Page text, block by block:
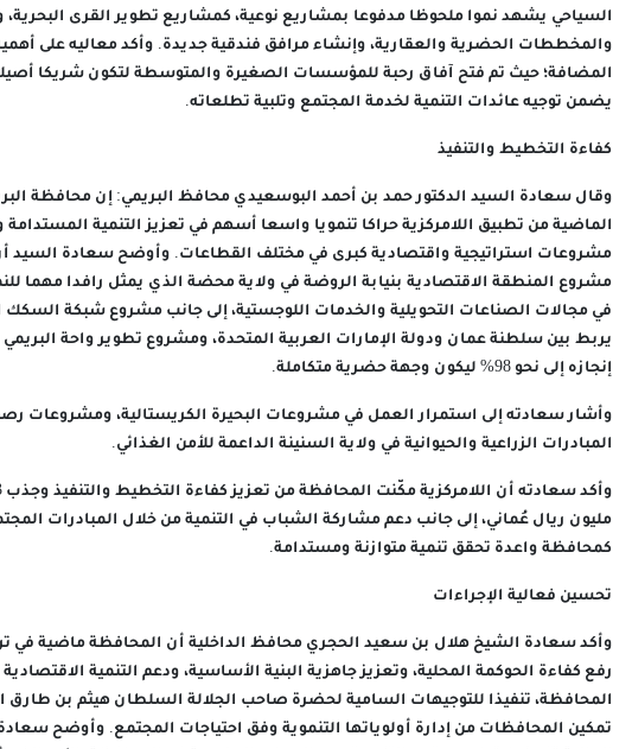
السياحي يشهد نموا ملحوظا مدفوعا بمشاريع نوعية، كمشاريع تطوير القرى
والمخططات الحضرية والعقارية، وإنشاء مرافق فندقية جديدة. وأكد معاليه على أهمية
المضافة؛ حيث تم فتح آفاق رحبة للمؤسسات الصغيرة والمتوسطة لتكون شريكا أصيلا
يضمن توجيه عائدات التنمية لخدمة المجتمع وتلبية تطلعاته.
كفاءة التخطيط والتنفيذ
وقال سعادة السيد الدكتور حمد بن أحمد البوسعيدي محافظ البريمي: إن محافظة
الماضية من تطبيق اللامركزية حراكا تنمويا واسعا أسهم في تعزيز التنمية
مشروعات استراتيجية واقتصادية كبرى في مختلف القطاعات. وأوضح سعادة السيد
مشروع المنطقة الاقتصادية بنيابة الروضة في ولاية محضة الذي يمثل رافدا مهما
في مجالات الصناعات التحويلية والخدمات اللوجستية، إلى جانب مشروع شبكة
يربط بين سلطنة عمان ودولة الإمارات العربية المتحدة، ومشروع تطوير واحة
إنجازه إلى نحو 98% ليكون وجهة حضرية متكاملة.
وأشار سعادته إلى استمرار العمل في مشروعات البحيرة الكريستالية، ومشروعات
المبادرات الزراعية والحيوانية في ولاية السنينة الداعمة للأمن الغذائي.
مليون ريال عُماني، إلى جانب دعم مشاركة الشباب في التنمية من خلال المبادرات
كمحافظة واعدة تحقق تنمية متوازنة ومستدامة.
تحسين فعالية الإجراءات
وأكد سعادة الشيخ هلال بن سعيد الحجري محافظ الداخلية أن المحافظة ماضية في
رفع كفاءة الحوكمة المحلية، وتعزيز جاهزية البنية الأساسية، ودعم التنمية
المحافظة، تنفيذا للتوجيهات السامية لحضرة صاحب الجلالة السلطان هيثم بن
تمكين المحافظات من إدارة أولوياتها التنموية وفق احتياجات المجتمع. وأوضح